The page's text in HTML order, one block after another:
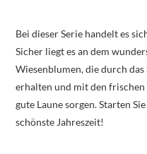
Bei dieser Serie handelt es
Sicher liegt es an dem
Wiesenblumen, die durch
erhalten und mit den frischen
gute Laune sorgen. Starten
schönste Jahreszeit!